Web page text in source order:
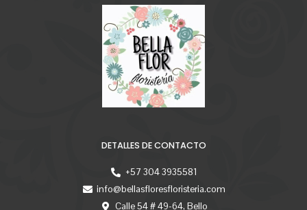
DETALLES DE CONTACTO
+57 304 3935581
info@bellasfloresfloristeria.com
Calle 54 # 49-64, Bello